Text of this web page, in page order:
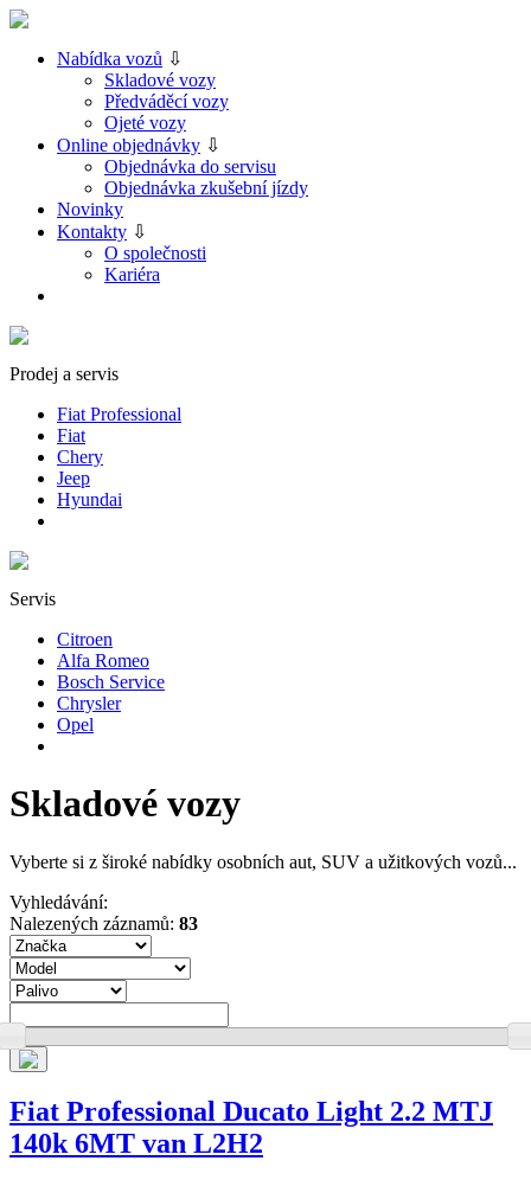
Nabídka vozů ⇩
Skladové vozy
Předváděcí vozy
Ojeté vozy
Online objednávky ⇩
Objednávka do servisu
Objednávka zkušební jízdy
Novinky
Kontakty ⇩
O společnosti
Kariéra
Prodej a servis
Fiat Professional
Fiat
Chery
Jeep
Hyundai
Servis
Citroen
Alfa Romeo
Bosch Service
Chrysler
Opel
Skladové vozy
Vyberte si z široké nabídky osobních aut, SUV a užitkových vozů...
Vyhledávání:
Nalezených záznamů: 83
Fiat Professional Ducato Light 2.2 MTJ
140k 6MT van L2H2